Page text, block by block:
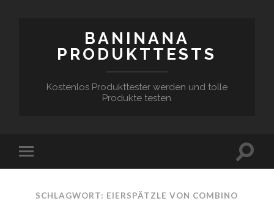
BANINANA
PRODUKTTESTS
Kostenlos Produkttester werden und tolle
Produkte testen
SCHLAGWORT: EIERSPÄTZLE VON COMBINO